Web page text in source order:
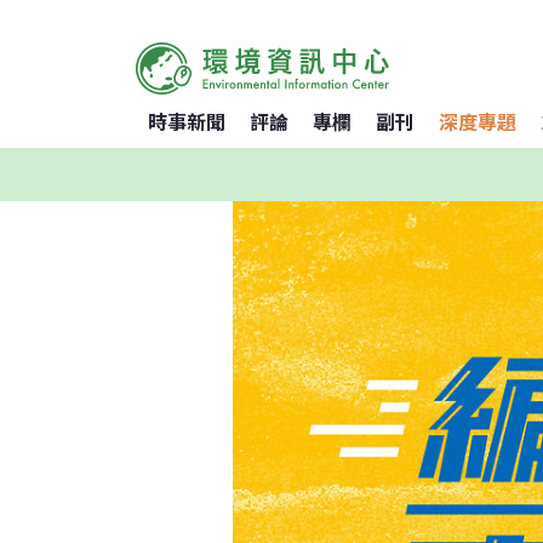
時事新聞 評論 專欄 副刊 深度專題